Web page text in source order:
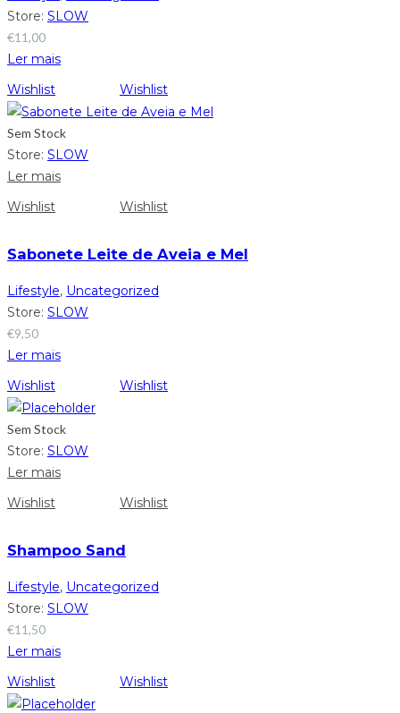
Store: SLOW
€11,00
Ler mais
Wishlist
Wishlist
Sem Stock
Store: SLOW
Ler mais
Wishlist
Wishlist
Sabonete Leite de Aveia e Mel
Lifestyle, Uncategorized
Store: SLOW
€9,50
Ler mais
Wishlist
Wishlist
Sem Stock
Store: SLOW
Ler mais
Wishlist
Wishlist
Shampoo Sand
Lifestyle, Uncategorized
Store: SLOW
€11,50
Ler mais
Wishlist
Wishlist